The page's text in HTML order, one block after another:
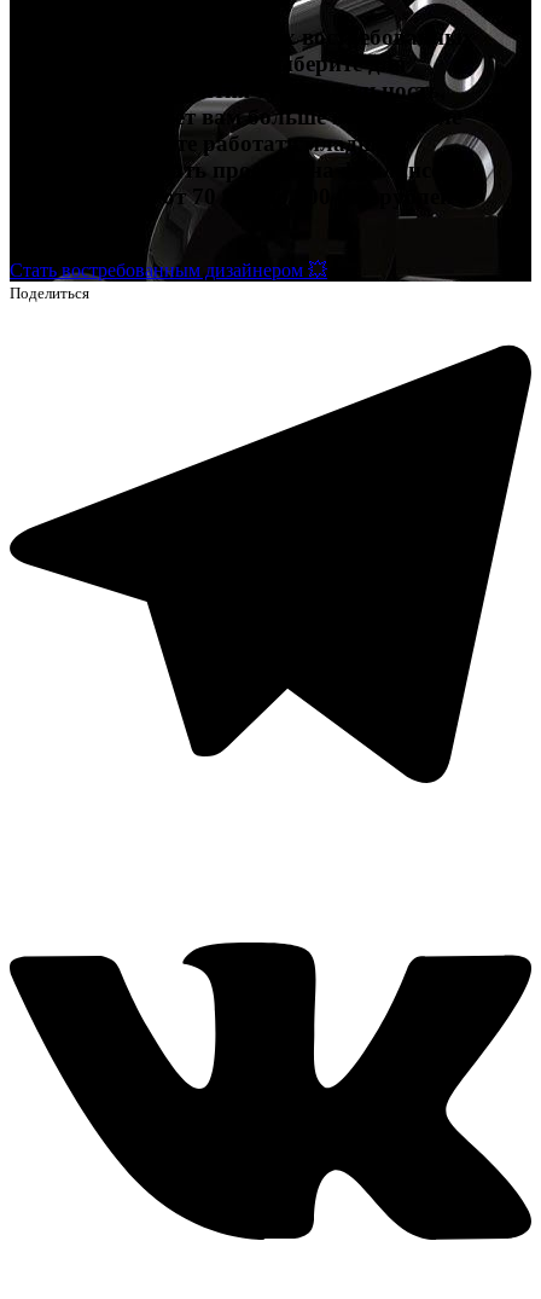
Попробуйте себя в четырех востребованных
профессиях в дизайне и выберите для
дальнейшего развития ту специальность,
которая подойдет вам больше всего. После
обучения сможете работать младшим
дизайнером, брать проекты на фрилансе и
зарабатывать от 70 000 до 200 000 рублей и
Стать востребованным дизайнером 💥
Поделиться